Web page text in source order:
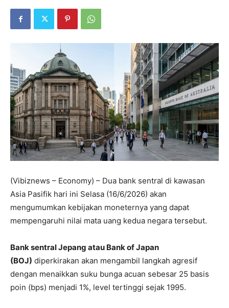
(Vibiznews – Economy) – Dua bank sentral di kawasan
Asia Pasifik hari ini Selasa (16/6/2026) akan
mengumumkan kebijakan moneternya yang dapat
mempengaruhi nilai mata uang kedua negara tersebut.
Bank sentral Jepang atau Bank of Japan
(BOJ) diperkirakan akan mengambil langkah agresif
dengan menaikkan suku bunga acuan sebesar 25 basis
poin (bps) menjadi 1%, level tertinggi sejak 1995.